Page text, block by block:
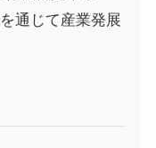
通じて産業発展